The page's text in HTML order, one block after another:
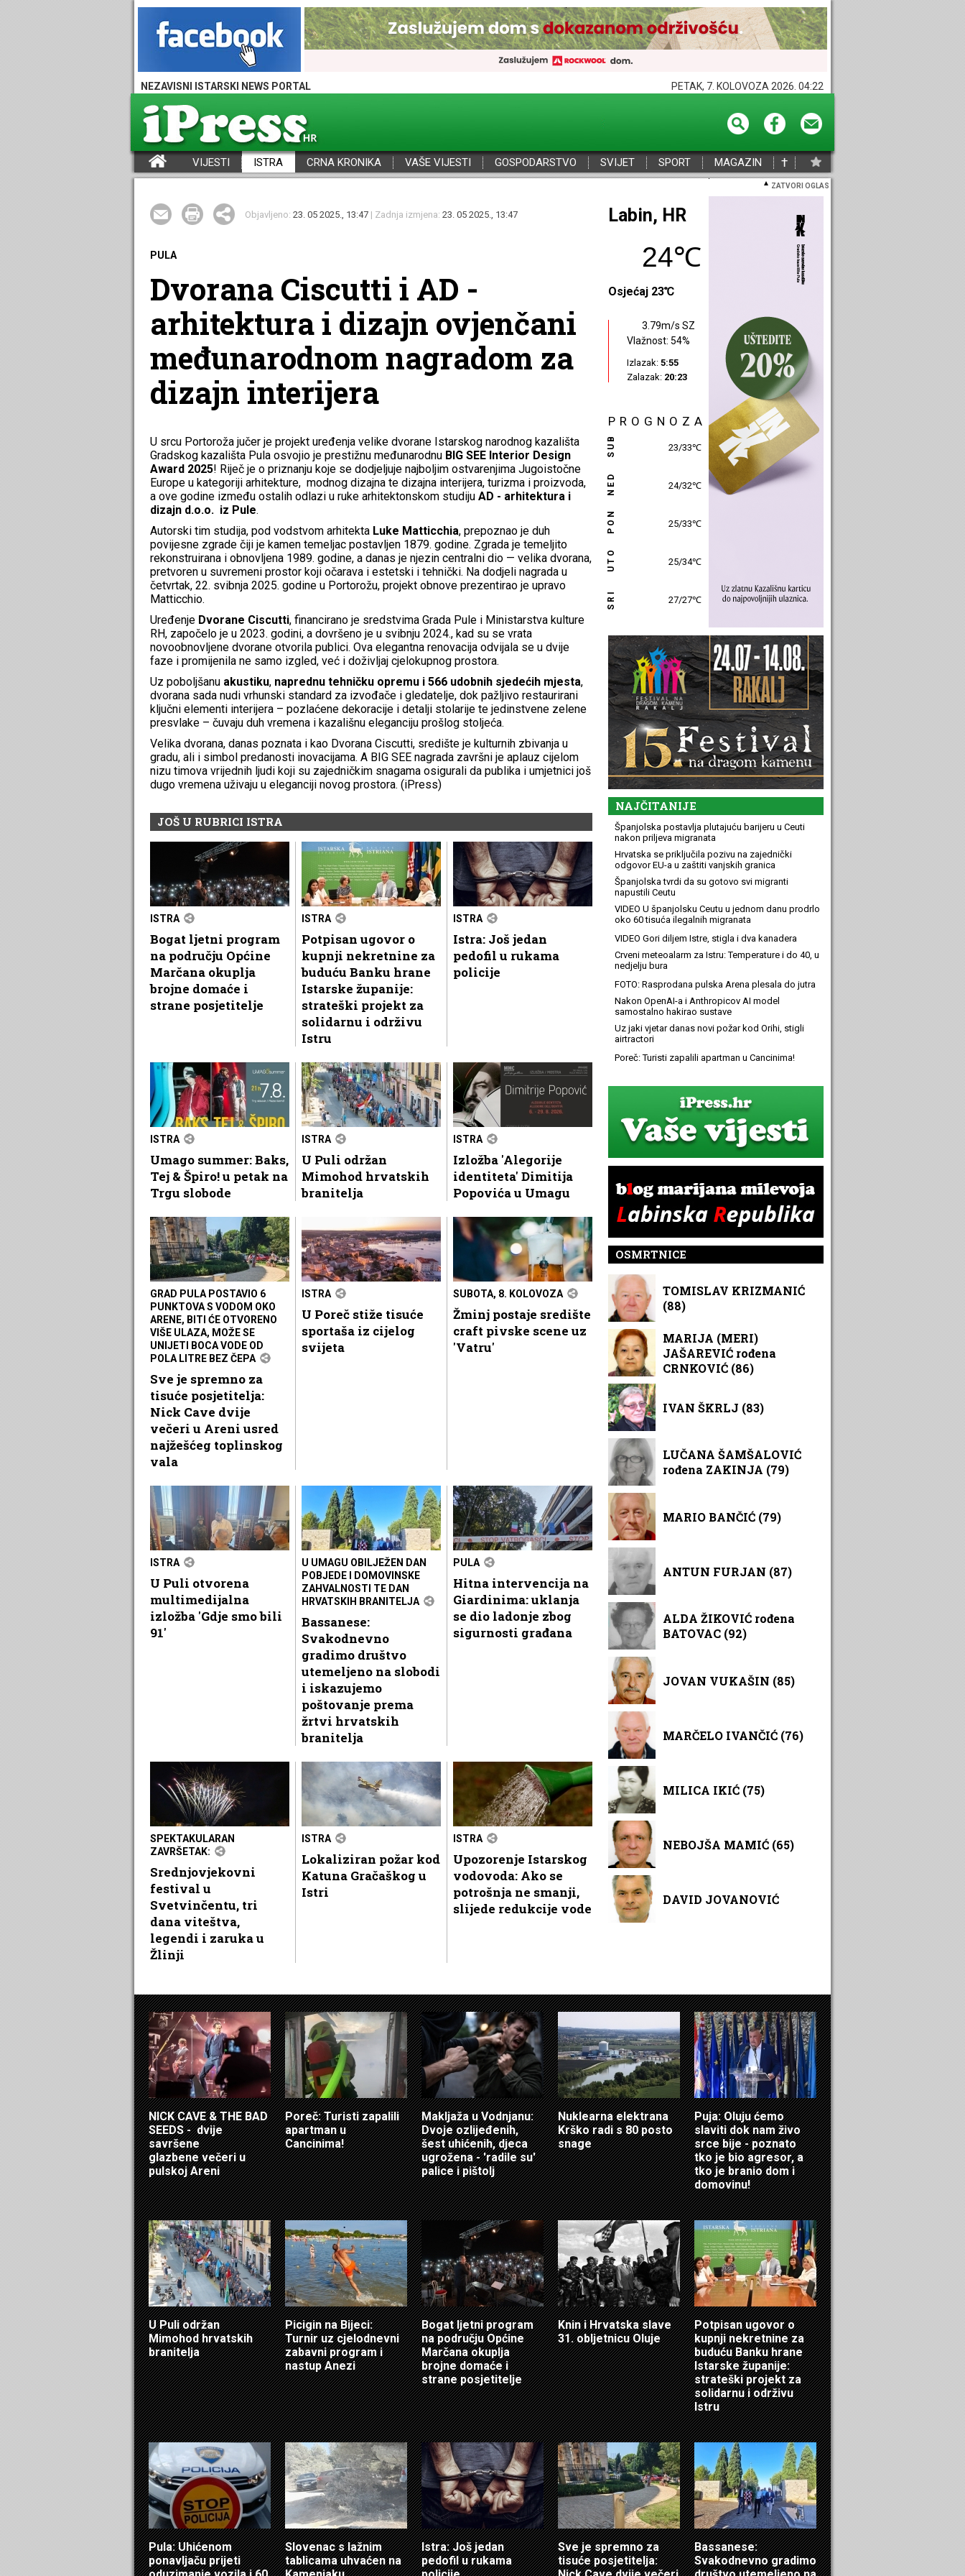
NEZAVISNI ISTARSKI NEWS PORTAL PETAK, 7. KOLOVOZA 2026. 04:22
VIJESTI ISTRA CRNA KRONIKA VAŠE VIJESTI GOSPODARSTVO SVIJET SPORT MAGAZIN †
ZATVORI OGLAS
Objavljeno: 23. 05 2025., 13:47 | Zadnja izmjena: 23. 05 2025., 13:47
PULA
Dvorana Ciscutti i AD -
arhitektura i dizajn ovjenčani
međunarodnom nagradom za
dizajn interijera
U srcu Portoroža jučer je projekt uređenja velike dvorane Istarskog narodnog kazališta
Gradskog kazališta Pula osvojio je prestižnu međunarodnu BIG SEE Interior Design
Award 2025! Riječ je o priznanju koje se dodjeljuje najboljim ostvarenjima Jugoistočne
Europe u kategoriji arhitekture, modnog dizajna te dizajna interijera, turizma i proizvoda,
a ove godine između ostalih odlazi u ruke arhitektonskom studiju AD - arhitektura i
dizajn d.o.o. iz Pule.
Autorski tim studija, pod vodstvom arhitekta Luke Matticchia, prepoznao je duh
povijesne zgrade čiji je kamen temeljac postavljen 1879. godine. Zgrada je temeljito
rekonstruirana i obnovljena 1989. godine, a danas je njezin centralni dio — velika dvorana,
pretvoren u suvremeni prostor koji očarava i estetski i tehnički. Na dodjeli nagrada u
četvrtak, 22. svibnja 2025. godine u Portorožu, projekt obnove prezentirao je upravo
Matticchio.
Uređenje Dvorane Ciscutti, financirano je sredstvima Grada Pule i Ministarstva kulture
RH, započelo je u 2023. godini, a dovršeno je u svibnju 2024., kad su se vrata
novoobnovljene dvorane otvorila publici. Ova elegantna renovacija odvijala se u dvije
faze i promijenila ne samo izgled, već i doživljaj cjelokupnog prostora.
Uz poboljšanu akustiku, naprednu tehničku opremu i 566 udobnih sjedećih mjesta,
dvorana sada nudi vrhunski standard za izvođače i gledatelje, dok pažljivo restaurirani
ključni elementi interijera – pozlaćene dekoracije i detalji stolarije te jedinstvene zelene
presvlake – čuvaju duh vremena i kazališnu eleganciju prošlog stoljeća.
Velika dvorana, danas poznata i kao Dvorana Ciscutti, središte je kulturnih zbivanja u
gradu, ali i simbol predanosti inovacijama. A BIG SEE nagrada završni je aplauz cijelom
nizu timova vrijednih ljudi koji su zajedničkim snagama osigurali da publika i umjetnici još
dugo vremena uživaju u eleganciji novog prostora. (iPress)
JOŠ U RUBRICI ISTRA
ISTRA
Bogat ljetni program
na području Općine
Marčana okuplja
brojne domaće i
strane posjetitelje
ISTRA
Potpisan ugovor o
kupnji nekretnine za
buduću Banku hrane
Istarske županije:
strateški projekt za
solidarnu i održivu
Istru
ISTRA
Istra: Još jedan
pedofil u rukama
policije
ISTRA
Umago summer: Baks,
Tej & Špiro! u petak na
Trgu slobode
ISTRA
U Puli održan
Mimohod hrvatskih
branitelja
ISTRA
Izložba 'Alegorije
identiteta' Dimitija
Popovića u Umagu
GRAD PULA POSTAVIO 6
PUNKTOVA S VODOM OKO
ARENE, BITI ĆE OTVORENO
VIŠE ULAZA, MOŽE SE
UNIJETI BOCA VODE OD
POLA LITRE BEZ ČEPA
Sve je spremno za
tisuće posjetitelja:
Nick Cave dvije
večeri u Areni usred
najžešćeg toplinskog
vala
ISTRA
U Poreč stiže tisuće
sportaša iz cijelog
svijeta
SUBOTA, 8. KOLOVOZA
Žminj postaje središte
craft pivske scene uz
'Vatru'
ISTRA
U Puli otvorena
multimedijalna
izložba 'Gdje smo bili
91'
U UMAGU OBILJEŽEN DAN
POBJEDE I DOMOVINSKE
ZAHVALNOSTI TE DAN
HRVATSKIH BRANITELJA
Bassanese:
Svakodnevno
gradimo društvo
utemeljeno na slobodi
i iskazujemo
poštovanje prema
žrtvi hrvatskih
branitelja
PULA
Hitna intervencija na
Giardinima: uklanja
se dio ladonje zbog
sigurnosti građana
SPEKTAKULARAN
ZAVRŠETAK:
Srednjovjekovni
festival u
Svetvinčentu, tri
dana viteštva,
legendi i zaruka u
Žlinji
ISTRA
Lokaliziran požar kod
Katuna Gračaškog u
Istri
ISTRA
Upozorenje Istarskog
vodovoda: Ako se
potrošnja ne smanji,
slijede redukcije vode
Poreč, HR
29℃
Osjećaj 28℃
2.7m/s SI
Vlažnost: 37%
Izlazak: 5:57
Zalazak: 20:25
PROGNOZA
SUB 25/31℃
NED 26/31℃
PON 26/31℃
UTO 26/32℃
SRI 28/28℃
NAJČITANIJE
Španjolska postavlja plutajuću barijeru u Ceuti
nakon priljeva migranata
Hrvatska se priključila pozivu na zajednički
odgovor EU-a u zaštiti vanjskih granica
Španjolska tvrdi da su gotovo svi migranti
napustili Ceutu
VIDEO U španjolsku Ceutu u jednom danu prodrlo
oko 60 tisuća ilegalnih migranata
VIDEO Gori diljem Istre, stigla i dva kanadera
Crveni meteoalarm za Istru: Temperature i do 40, u
nedjelju bura
FOTO: Rasprodana pulska Arena plesala do jutra
Nakon OpenAI-a i Anthropicov AI model
samostalno hakirao sustave
Uz jaki vjetar danas novi požar kod Orihi, stigli
airtractori
Poreč: Turisti zapalili apartman u Cancinima!
OSMRTNICE
TOMISLAV KRIZMANIĆ
(88)
MARIJA (MERI)
JAŠAREVIĆ rođena
CRNKOVIĆ (86)
IVAN ŠKRLJ (83)
LUČANA ŠAMŠALOVIĆ
rođena ZAKINJA (79)
MARIO BANČIĆ (79)
ANTUN FURJAN (87)
ALDA ŽIKOVIĆ rođena
BATOVAC (92)
JOVAN VUKAŠIN (85)
MARČELO IVANČIĆ (76)
MILICA IKIĆ (75)
NEBOJŠA MAMIĆ (65)
DAVID JOVANOVIĆ
NICK CAVE & THE BAD
SEEDS - dvije
savršene
glazbene večeri u
pulskoj Areni
Poreč: Turisti zapalili
apartman u
Cancinima!
Makljaža u Vodnjanu:
Dvoje ozlijeđenih,
šest uhićenih, djeca
ugrožena - 'radile su'
palice i pištolj
Nuklearna elektrana
Krško radi s 80 posto
snage
Puja: Oluju ćemo
slaviti dok nam živo
srce bije - poznato
tko je bio agresor, a
tko je branio dom i
domovinu!
U Puli održan
Mimohod hrvatskih
branitelja
Picigin na Bijeci:
Turnir uz cjelodnevni
zabavni program i
nastup Anezi
Bogat ljetni program
na području Općine
Marčana okuplja
brojne domaće i
strane posjetitelje
Knin i Hrvatska slave
31. obljetnicu Oluje
Potpisan ugovor o
kupnji nekretnine za
buduću Banku hrane
Istarske županije:
strateški projekt za
solidarnu i održivu
Istru
Pula: Uhićenom
ponavljaču prijeti
Slovenac s lažnim
tablicama uhvaćen na
Istra: Još jedan
pedofil u rukama
Sve je spremno za
tisuće posjetitelja:
Bassanese:
Svakodnevno gradimo